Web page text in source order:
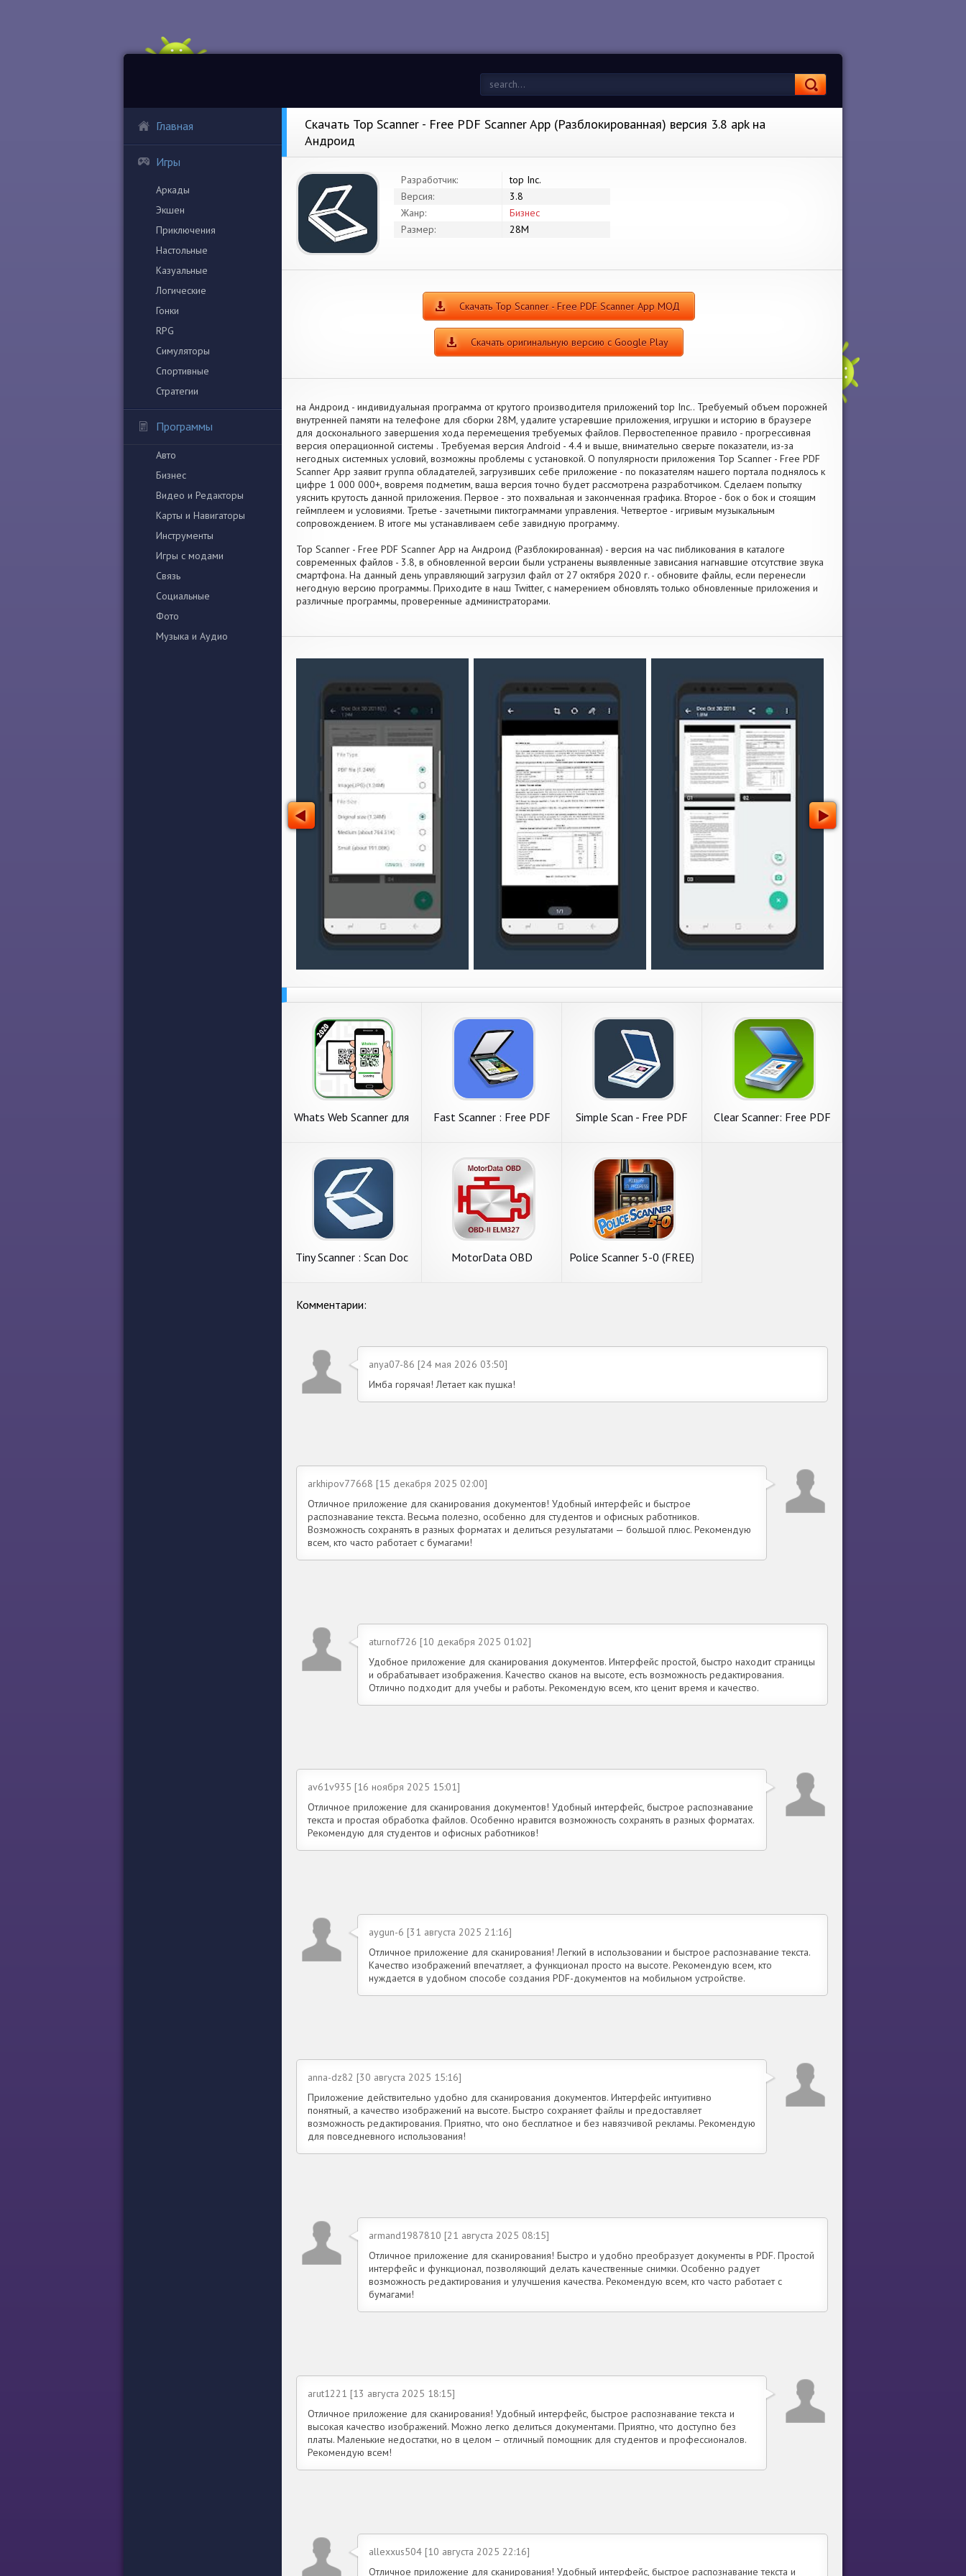
Главная
Игры
Аркады
Экшен
Приключения
Настольные
Казуальные
Логические
Гонки
RPG
Симуляторы
Спортивные
Стратегии
Программы
Авто
Бизнес
Видео и Редакторы
Карты и Навигаторы
Инструменты
Игры с модами
Связь
Социальные
Фото
Музыка и Аудио
Скачать Top Scanner - Free PDF Scanner App (Разблокированная) версия 3.8 apk на
Андроид
Разработчик:
top Inc.
Версия:
3.8
Жанр:
Бизнес
Размер:
28M
Скачать Top Scanner - Free PDF Scanner App МОД
Скачать оригинальную версию с Google Play
на Андроид - индивидуальная программа от крутого производителя приложений top Inc.. Требуемый объем порожней
внутренней памяти на телефоне для сборки 28M, удалите устаревшие приложения, игрушки и историю в браузере
для досконального завершения хода перемещения требуемых файлов. Первостепенное правило - прогрессивная
версия операционной системы . Требуемая версия Android - 4.4 и выше, внимательно сверьте показатели, из-за
негодных системных условий, возможны проблемы с установкой. О популярности приложения Top Scanner - Free PDF
Scanner App заявит группа обладателей, загрузивших себе приложение - по показателям нашего портала поднялось к
цифре 1 000 000+, вовремя подметим, ваша версия точно будет рассмотрена разработчиком. Сделаем попытку
уяснить крутость данной приложения. Первое - это похвальная и законченная графика. Второе - бок о бок и стоящим
геймплеем и условиями. Третье - зачетными пиктограммами управления. Четвертое - игривым музыкальным
сопровождением. В итоге мы устанавливаем себе завидную программу.
Top Scanner - Free PDF Scanner App на Андроид (Разблокированная) - версия на час пибликования в каталоге
современных файлов - 3.8, в обновленной версии были устранены выявленные зависания нагнавшие отсутствие звука
смартфона. На данный день управляющий загрузил файл от 27 октября 2020 г. - обновите файлы, если перенесли
негодную версию программы. Приходите в наш Twitter, с намерением обновлять только обновленные приложения и
различные программы, проверенные администраторами.
Whats Web Scanner для
Fast Scanner : Free PDF
Simple Scan - Free PDF
Clear Scanner: Free PDF
Tiny Scanner : Scan Doc
MotorData OBD
Police Scanner 5-0 (FREE)
Комментарии:
anya07-86 [24 мая 2026 03:50]
Имба горячая! Летает как пушка!
arkhipov77668 [15 декабря 2025 02:00]
Отличное приложение для сканирования документов! Удобный интерфейс и быстрое
распознавание текста. Весьма полезно, особенно для студентов и офисных работников.
Возможность сохранять в разных форматах и делиться результатами — большой плюс. Рекомендую
всем, кто часто работает с бумагами!
aturnof726 [10 декабря 2025 01:02]
Удобное приложение для сканирования документов. Интерфейс простой, быстро находит страницы
и обрабатывает изображения. Качество сканов на высоте, есть возможность редактирования.
Отлично подходит для учебы и работы. Рекомендую всем, кто ценит время и качество.
av61v935 [16 ноября 2025 15:01]
Отличное приложение для сканирования документов! Удобный интерфейс, быстрое распознавание
текста и простая обработка файлов. Особенно нравится возможность сохранять в разных форматах.
Рекомендую для студентов и офисных работников!
aygun-6 [31 августа 2025 21:16]
Отличное приложение для сканирования! Легкий в использовании и быстрое распознавание текста.
Качество изображений впечатляет, а функционал просто на высоте. Рекомендую всем, кто
нуждается в удобном способе создания PDF-документов на мобильном устройстве.
anna-dz82 [30 августа 2025 15:16]
Приложение действительно удобно для сканирования документов. Интерфейс интуитивно
понятный, а качество изображений на высоте. Быстро сохраняет файлы и предоставляет
возможность редактирования. Приятно, что оно бесплатное и без навязчивой рекламы. Рекомендую
для повседневного использования!
armand1987810 [21 августа 2025 08:15]
Отличное приложение для сканирования! Быстро и удобно преобразует документы в PDF. Простой
интерфейс и функционал, позволяющий делать качественные снимки. Особенно радует
возможность редактирования и улучшения качества. Рекомендую всем, кто часто работает с
бумагами!
arut1221 [13 августа 2025 18:15]
Отличное приложение для сканирования! Удобный интерфейс, быстрое распознавание текста и
высокая качество изображений. Можно легко делиться документами. Приятно, что доступно без
платы. Маленькие недостатки, но в целом – отличный помощник для студентов и профессионалов.
Рекомендую всем!
allexxus504 [10 августа 2025 22:16]
Отличное приложение для сканирования! Удобный интерфейс, быстрое распознавание текста и